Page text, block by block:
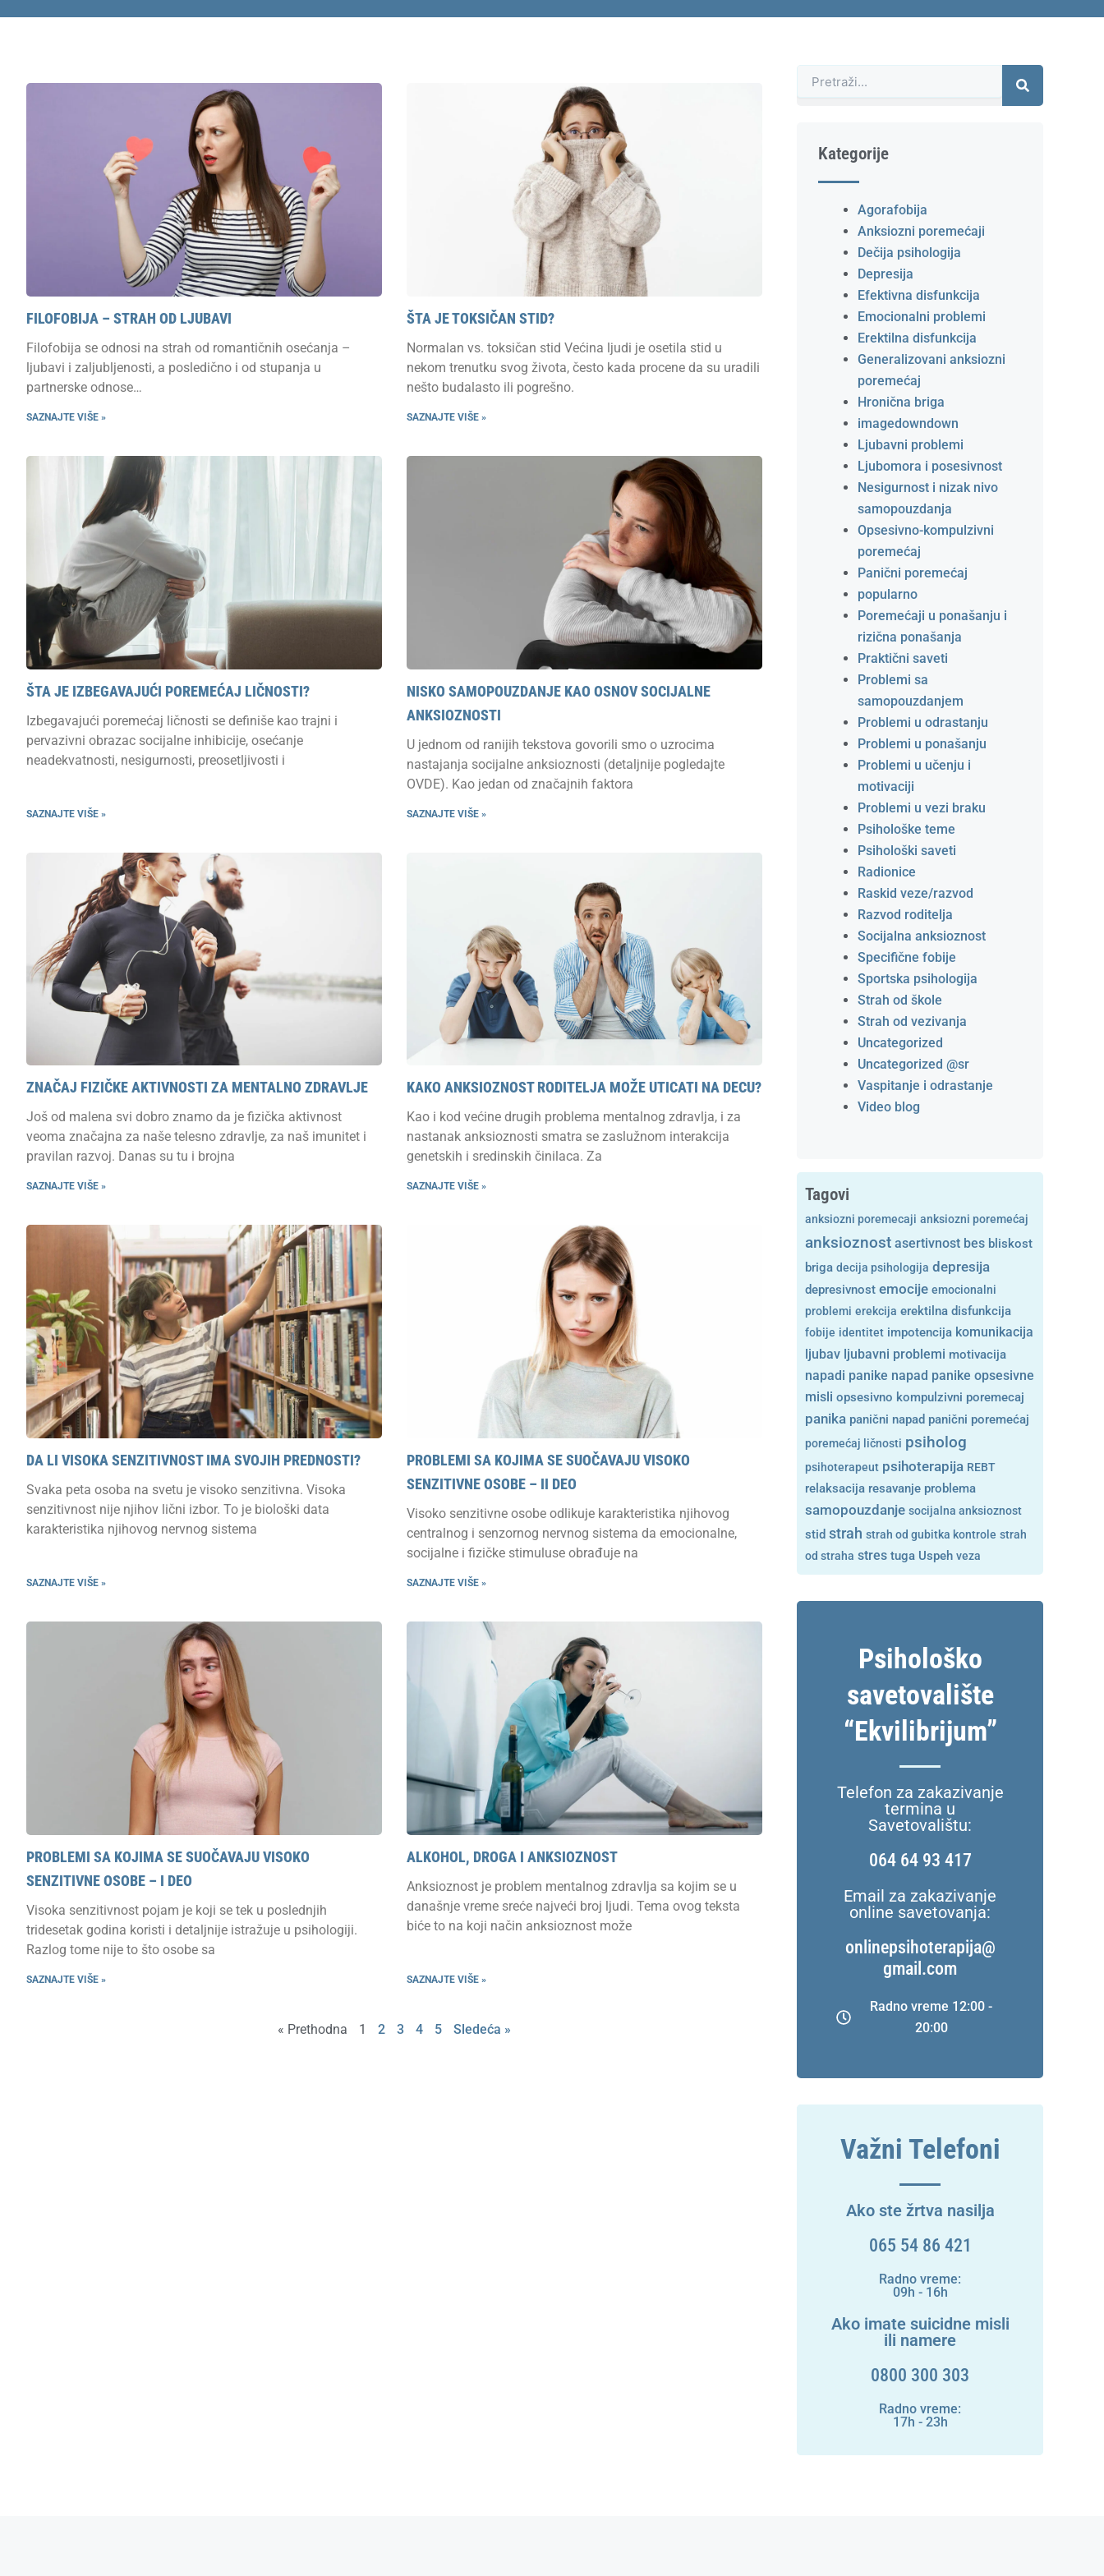
FILOFOBIJA – STRAH OD LJUBAVI
Filofobija se odnosi na strah od romantičnih osećanja –
ljubavi i zaljubljenosti, a posledično i od stupanja u
partnerske odnose…
SAZNAJTE VIŠE »
ŠTA JE TOKSIČAN STID?
Normalan vs. toksičan stid Većina ljudi je osetila stid u
nekom trenutku svog života, često kada procene da su uradili
nešto budalasto ili pogrešno.
SAZNAJTE VIŠE »
ŠTA JE IZBEGAVAJUĆI POREMEĆAJ LIČNOSTI?
Izbegavajući poremećaj ličnosti se definiše kao trajni i
pervazivni obrazac socijalne inhibicije, osećanje
neadekvatnosti, nesigurnosti, preosetljivosti i
SAZNAJTE VIŠE »
NISKO SAMOPOUZDANJE KAO OSNOV SOCIJALNE
ANKSIOZNOSTI
U jednom od ranijih tekstova govorili smo o uzrocima
nastajanja socijalne anksioznosti (detaljnije pogledajte
OVDE). Kao jedan od značajnih faktora
SAZNAJTE VIŠE »
ZNAČAJ FIZIČKE AKTIVNOSTI ZA MENTALNO ZDRAVLJE
Još od malena svi dobro znamo da je fizička aktivnost
veoma značajna za naše telesno zdravlje, za naš imunitet i
pravilan razvoj. Danas su tu i brojna
SAZNAJTE VIŠE »
KAKO ANKSIOZNOST RODITELJA MOŽE UTICATI NA DECU?
Kao i kod većine drugih problema mentalnog zdravlja, i za
nastanak anksioznosti smatra se zaslužnom interakcija
genetskih i sredinskih činilaca. Za
SAZNAJTE VIŠE »
DA LI VISOKA SENZITIVNOST IMA SVOJIH PREDNOSTI?
Svaka peta osoba na svetu je visoko senzitivna. Visoka
senzitivnost nije njihov lični izbor. To je biološki data
karakteristika njihovog nervnog sistema
SAZNAJTE VIŠE »
PROBLEMI SA KOJIMA SE SUOČAVAJU VISOKO
SENZITIVNE OSOBE – II DEO
Visoko senzitivne osobe odlikuje karakteristika njihovog
centralnog i senzornog nervnog sistema da emocionalne,
socijalne i fizičke stimuluse obrađuje na
SAZNAJTE VIŠE »
PROBLEMI SA KOJIMA SE SUOČAVAJU VISOKO
SENZITIVNE OSOBE – I DEO
Visoka senzitivnost pojam je koji se tek u poslednjih
tridesetak godina koristi i detaljnije istražuje u psihologiji.
Razlog tome nije to što osobe sa
SAZNAJTE VIŠE »
ALKOHOL, DROGA I ANKSIOZNOST
Anksioznost je problem mentalnog zdravlja sa kojim se u
današnje vreme sreće najveći broj ljudi. Tema ovog teksta
biće to na koji način anksioznost može
SAZNAJTE VIŠE »
« Prethodna 1 2 3 4 5 Sledeća »
Претрага
Kategorije
Agorafobija
Anksiozni poremećaji
Dečija psihologija
Depresija
Efektivna disfunkcija
Emocionalni problemi
Erektilna disfunkcija
Generalizovani anksiozni
poremećaj
Hronična briga
imagedowndown
Ljubavni problemi
Ljubomora i posesivnost
Nesigurnost i nizak nivo
samopouzdanja
Opsesivno-kompulzivni
poremećaj
Panični poremećaj
popularno
Poremećaji u ponašanju i
rizična ponašanja
Praktični saveti
Problemi sa
samopouzdanjem
Problemi u odrastanju
Problemi u ponašanju
Problemi u učenju i
motivaciji
Problemi u vezi braku
Psihološke teme
Psihološki saveti
Radionice
Raskid veze/razvod
Razvod roditelja
Socijalna anksioznost
Specifične fobije
Sportska psihologija
Strah od škole
Strah od vezivanja
Uncategorized
Uncategorized @sr
Vaspitanje i odrastanje
Video blog
Tagovi
anksiozni poremecaji anksiozni poremećaj
anksioznost asertivnost bes bliskost
briga decija psihologija depresija
depresivnost emocije emocionalni
problemi erekcija erektilna disfunkcija
fobije identitet impotencija komunikacija
ljubav ljubavni problemi motivacija
napadi panike napad panike opsesivne
misli opsesivno kompulzivni poremecaj
panika panični napad panični poremećaj
poremećaj ličnosti psiholog
psihoterapeut psihoterapija REBT
relaksacija resavanje problema
samopouzdanje socijalna anksioznost
stid strah strah od gubitka kontrole strah
od straha stres tuga Uspeh veza
Psihološko
savetovalište
“Ekvilibrijum”
Telefon za zakazivanje
termina u
Savetovalištu:
064 64 93 417
Email za zakazivanje
online savetovanja:
onlinepsihoterapija@
gmail.com
Radno vreme 12:00 -
20:00
Važni Telefoni
Ako ste žrtva nasilja
065 54 86 421
Radno vreme:
09h - 16h
Ako imate suicidne misli
ili namere
0800 300 303
Radno vreme:
17h - 23h